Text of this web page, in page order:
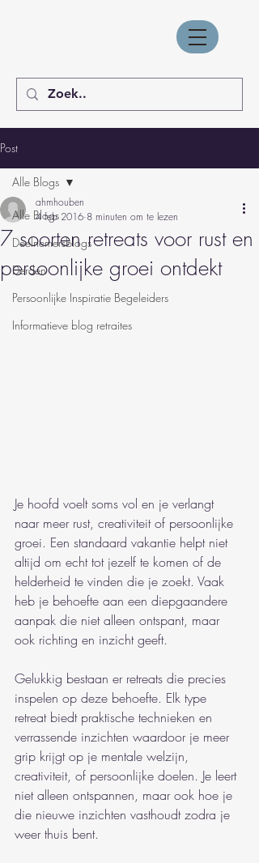
Post
Alle Blogs
Deelnemersblogs
Derden
Persoonlijke Inspiratie Begeleiders
Informatieve blog retraites
Alle Blogs
7 soorten retreats voor rust en
persoonlijke groei ontdekt
ahmhouben
4 feb 2016 8 minuten om te lezen
Je hoofd voelt soms vol en je verlangt
naar meer rust, creativiteit of persoonlijke
groei. Een standaard vakantie helpt niet
altijd om echt tot jezelf te komen of de
helderheid te vinden die je zoekt. Vaak
heb je behoefte aan een diepgaandere
aanpak die niet alleen ontspant, maar
ook richting en inzicht geeft.
Gelukkig bestaan er retreats die precies
inspelen op deze behoefte. Elk type
retreat biedt praktische technieken en
verrassende inzichten waardoor je meer
grip krijgt op je mentale welzijn,
creativiteit, of persoonlijke doelen. Je leert
niet alleen ontspannen, maar ook hoe je
die nieuwe inzichten vasthoudt zodra je
weer thuis bent.